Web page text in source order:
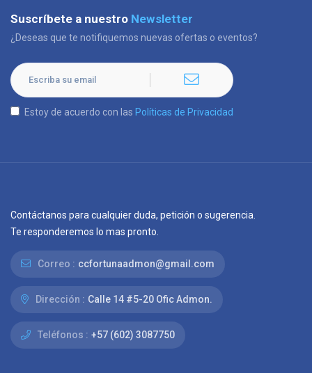
Suscríbete a nuestro Newsletter
¿Deseas que te notifiquemos nuevas ofertas o eventos?
Estoy de acuerdo con las Políticas de Privacidad
Contáctanos para cualquier duda, petición o sugerencia.
Te responderemos lo mas pronto.
Correo : ccfortunaadmon@gmail.com
Dirección : Calle 14 #5-20 Ofic Admon.
Teléfonos : +57 (602) 3087750